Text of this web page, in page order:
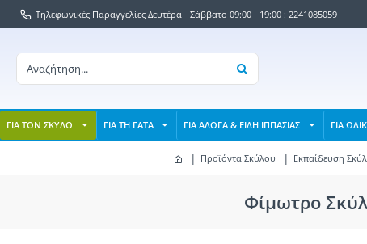
Τηλεφωνικές Παραγγελίες Δευτέρα - Σάββατο 09:00 - 19:00 : 2241085059
ΓΙΑ ΤΟΝ ΣΚΥΛΟ ΓΙΑ ΤΗ ΓΑΤΑ ΓΙΑ ΑΛΟΓΑ & ΕΙΔΗ ΙΠΠΑΣΙΑΣ ΓΙΑ
Προϊόντα Σκύλου Εκπαίδευση
Φίμωτρο